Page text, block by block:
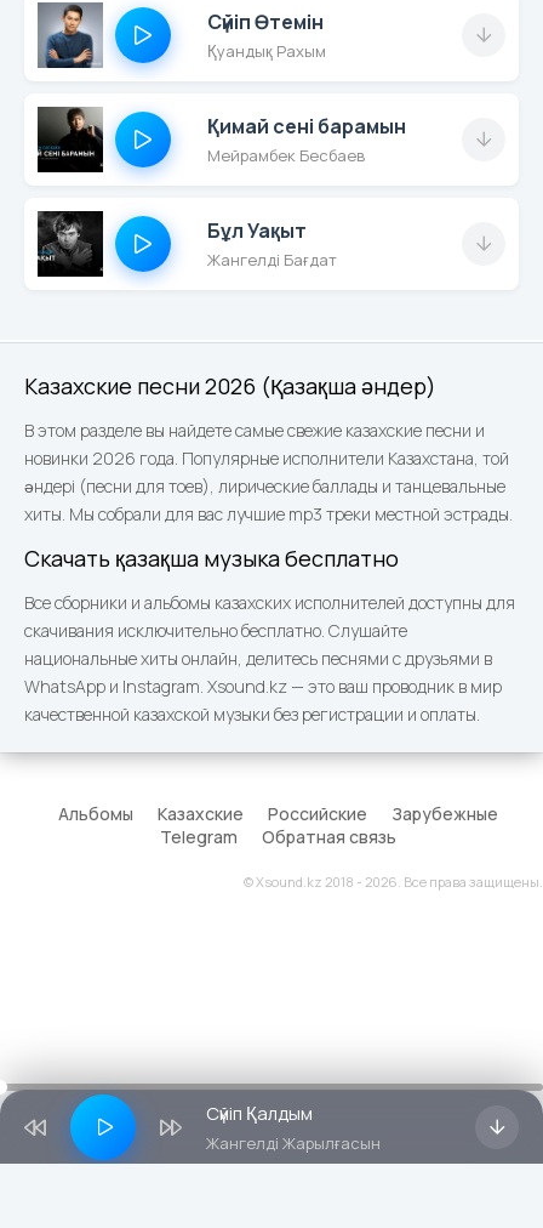
Казахские песни 2026 (Қазақша әндер)
В этом разделе вы найдете самые свежие казахские песни и
новинки 2026 года. Популярные исполнители Казахстана, той
әндері (песни для тоев), лирические баллады и танцевальные
хиты. Мы собрали для вас лучшие mp3 треки местной эстрады.
Скачать қазақша музыка бесплатно
Все сборники и альбомы казахских исполнителей доступны для
скачивания исключительно бесплатно. Слушайте
национальные хиты онлайн, делитесь песнями с друзьями в
WhatsApp и Instagram. Xsound.kz — это ваш проводник в мир
качественной казахской музыки без регистрации и оплаты.
Сүйіп Өтемін
Қуандық Рахым
Қимай сені барамын
Мейрамбек Бесбаев
Бұл Уақыт
Жангелді Бағдат
Альбомы Казахские Российские
Зарубежные
Telegram
Обратная связь
© Xsound.kz 2018 - 2026. Все права защищены.
Сүйіп Қалдым
Жангелді Жарылғасын